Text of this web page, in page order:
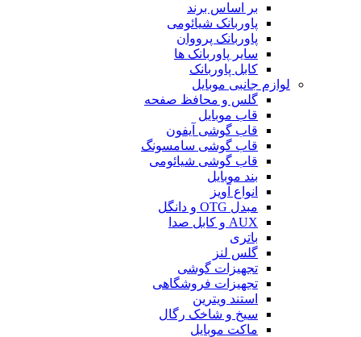
بر اساس برند
پاوربانک شیائومی
پاوربانک پرووان
سایر پاوربانک ها
کابل پاوربانک
لوازم جانبی موبایل
گلس و محافظ صفحه
قاب موبایل
قاب گوشی آیفون
قاب گوشی سامسونگ
قاب گوشی شیائومی
بند موبایل
انواع آویز
مبدل OTG و دانگل
AUX و کابل صدا
باتری
گلس لنز
تجهیزات گوشی
تجهیزات فروشگاهی
استند ویترین
سیخ و شاخک رگال
ماکت موبایل